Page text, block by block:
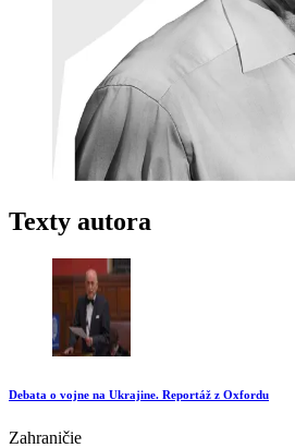
Texty autora
Debata o vojne na Ukrajine. Reportáž z Oxfordu
Zahraničie